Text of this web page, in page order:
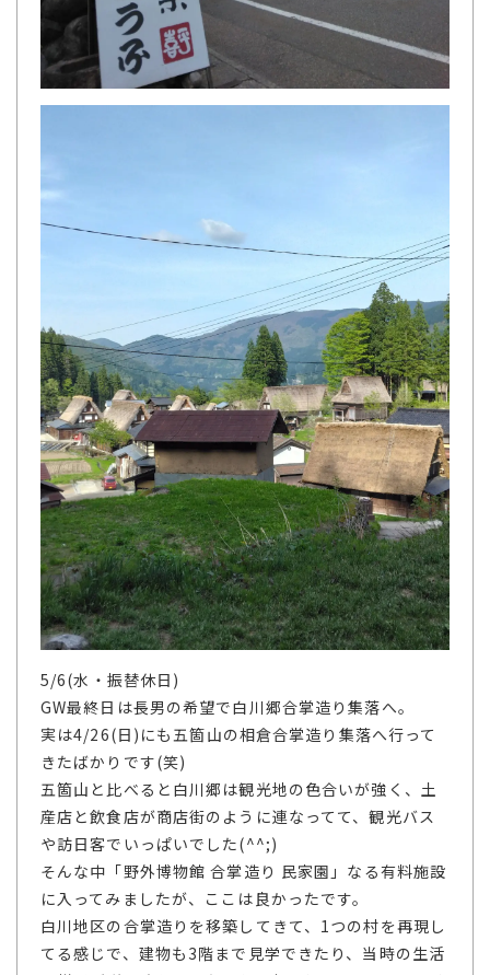
5/6(水・振替休日)
GW最終日は長男の希望で白川郷合掌造り集落へ。
実は4/26(日)にも五箇山の相倉合掌造り集落へ行って
きたばかりです(笑)
五箇山と比べると白川郷は観光地の色合いが強く、土
産店と飲食店が商店街のように連なってて、観光バス
や訪日客でいっぱいでした(^^;)
そんな中「野外博物館 合掌造り 民家園」なる有料施設
に入ってみましたが、ここは良かったです。
白川地区の合掌造りを移築してきて、1つの村を再現し
てる感じで、建物も3階まで見学できたり、当時の生活